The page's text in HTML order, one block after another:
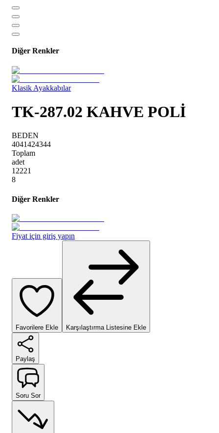
Diğer Renkler
Klasik Ayakkabılar
TK-287.02 KAHVE POLİ
BEDEN
4041424344
Toplam
adet
12221
8
Diğer Renkler
Fiyat için giriş yapın
Favorilere Ekle Karşılaştırma Listesine Ekle
Paylaş
Soru Sor